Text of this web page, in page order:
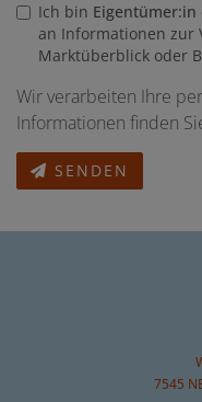
Ich bin
an Informationen zur
Marktüberblick oder
Wir verarbeiten Ihre
Informationen finden
SENDEN
7545